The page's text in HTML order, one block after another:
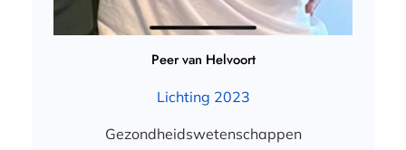
Peer van Helvoort
Lichting 2023
Gezondheidswetenschappen